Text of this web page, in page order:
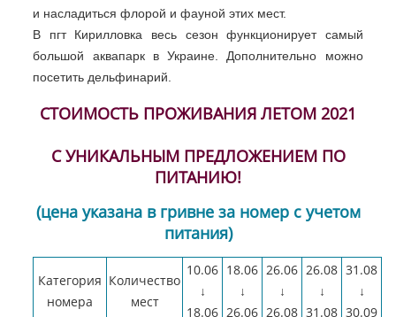
и насладиться флорой и фауной этих мест.
В пгт Кирилловка весь сезон функционирует самый
большой аквапарк в Украине. Дополнительно можно
посетить дельфинарий.
СТОИМОСТЬ ПРОЖИВАНИЯ ЛЕТОМ 2021
С УНИКАЛЬНЫМ ПРЕДЛОЖЕНИЕМ ПО
ПИТАНИЮ!
(цена указана в гривне за номер с учетом
питания)
Категория
номера
Количество
мест
10.06
↓
18.06
18.06
↓
26.06
26.06
↓
26.08
26.08
↓
31.08
31.08
↓
30.09